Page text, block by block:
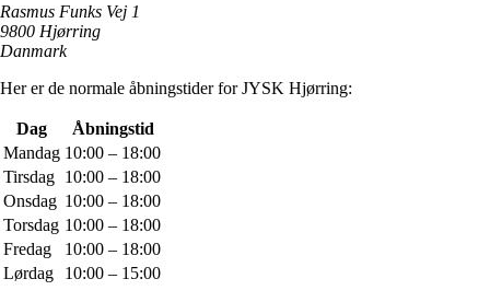
Rasmus Funks Vej 1
9800 Hjørring
Danmark
Her er de normale åbningstider for JYSK Hjørring:
Dag
Åbningstid
Mandag 10:00 – 18:00
Tirsdag 10:00 – 18:00
Onsdag 10:00 – 18:00
Torsdag 10:00 – 18:00
Fredag
10:00 – 18:00
Lørdag
10:00 – 15:00